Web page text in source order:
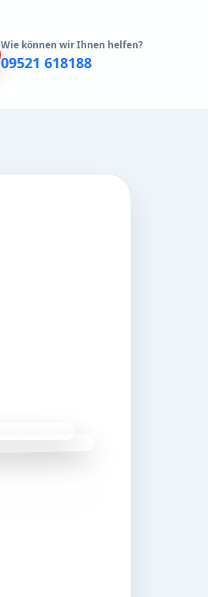
Wie können wir Ihnen helfen?
09521 618188